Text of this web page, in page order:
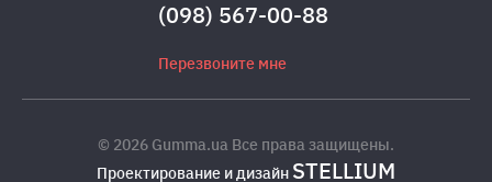
(098) 567-00-88
Перезвоните мне
© 2026 Gumma.ua Все права защищены.
Проектирование и дизайн STELLIUM